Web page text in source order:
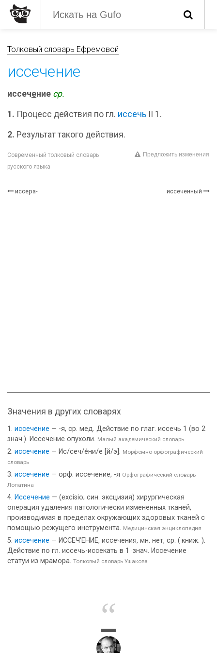
Толковый словарь Ефремовой
иссечение
иссечение ср.
1. Процесс действия по гл. иссечь II 1.
2. Результат такого действия.
Современный толковый словарь
русского языка
Предложить изменения
иссера- иссеченный
Значения в других словарях
иссечение — -я, ср. мед. Действие по глаг. иссечь 1 (во 2
знач.). Иссечение опухоли. Малый академический словарь
иссечение — Ис/сеч/е́ни/е [й/э]. Морфемно-орфографический
словарь
иссечение — орф. иссечение, -я Орфографический словарь
Лопатина
Иссечение — (excisio; син. эксцизия) хирургическая
операция удаления патологически измененных тканей,
производимая в пределах окружающих здоровых тканей с
помощью режущего инструмента. Медицинская энциклопедия
иссечение — ИССЕЧ’ЕНИЕ, иссечения, мн. нет, ср. (·книж. ).
Действие по гл. иссечь-иссекать в 1 ·знач. Иссечение
статуи из мрамора. Толковый словарь Ушакова